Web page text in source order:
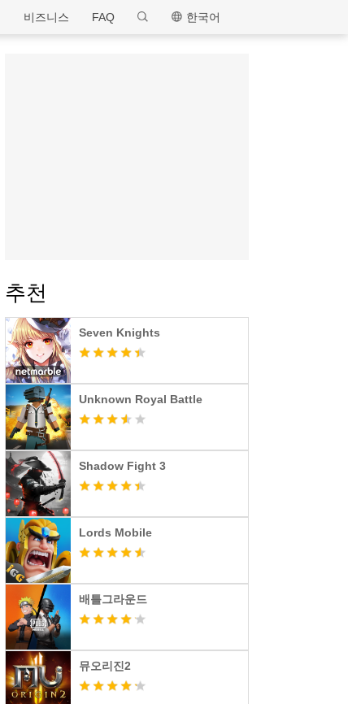
MEmu
한국어
FAQ
비즈니스
추천
Seven Knights
Unknown Royal Battle
Shadow Fight 3
Lords Mobile
배틀그라운드
뮤오리진2